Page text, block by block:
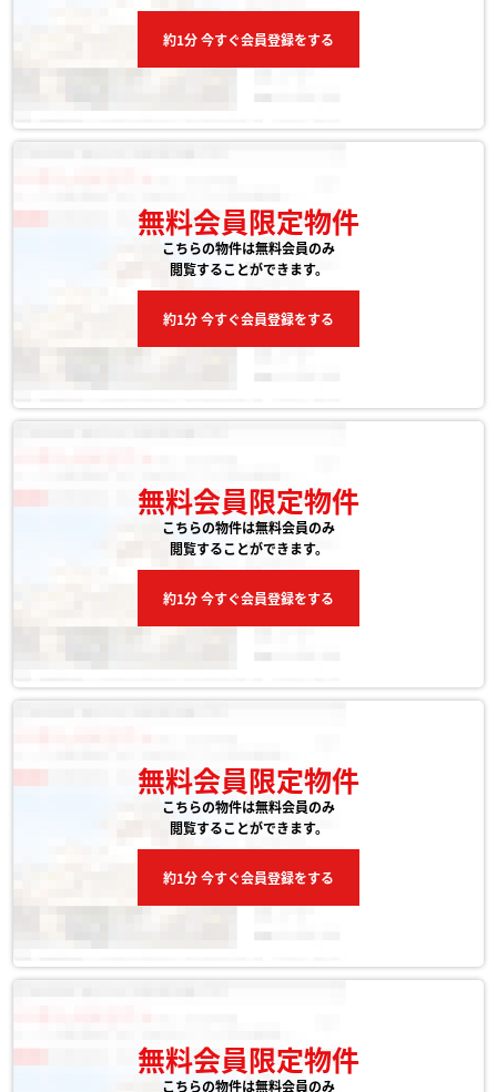
約1分 今すぐ会員登録をする
無料会員限定物件
こちらの物件は無料会員のみ
閲覧することができます。
約1分 今すぐ会員登録をする
無料会員限定物件
こちらの物件は無料会員のみ
閲覧することができます。
約1分 今すぐ会員登録をする
無料会員限定物件
こちらの物件は無料会員のみ
閲覧することができます。
約1分 今すぐ会員登録をする
無料会員限定物件
こちらの物件は無料会員のみ